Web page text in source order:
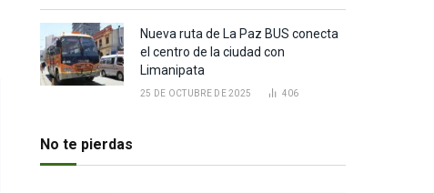
Nueva ruta de La Paz BUS conecta
el centro de la ciudad con
Limanipata
25 DE OCTUBRE DE 2025 406
No te pierdas